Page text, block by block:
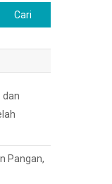
dan
Pangan,